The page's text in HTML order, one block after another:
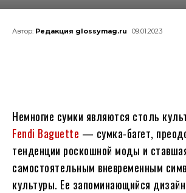
Автор: Редакция glossymag.ru 09.01.2023
Немногие сумки являются столь
Fendi Baguette — сумка-багет,
тенденции роскошной моды и
самостоятельным вневременным
культуры. Ее запоминающийся